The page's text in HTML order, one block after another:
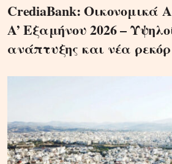
CrediaBank: Οικονομικά
A’ Εξαμήνου 2026 –
ανάπτυξης και νέα